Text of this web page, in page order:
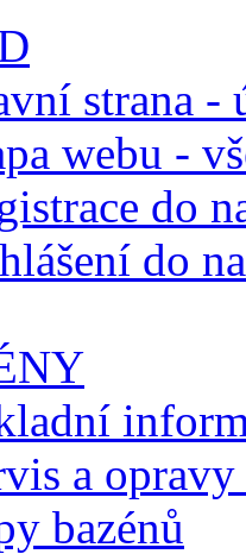
strana -
webu -
do
do
a
bazénů